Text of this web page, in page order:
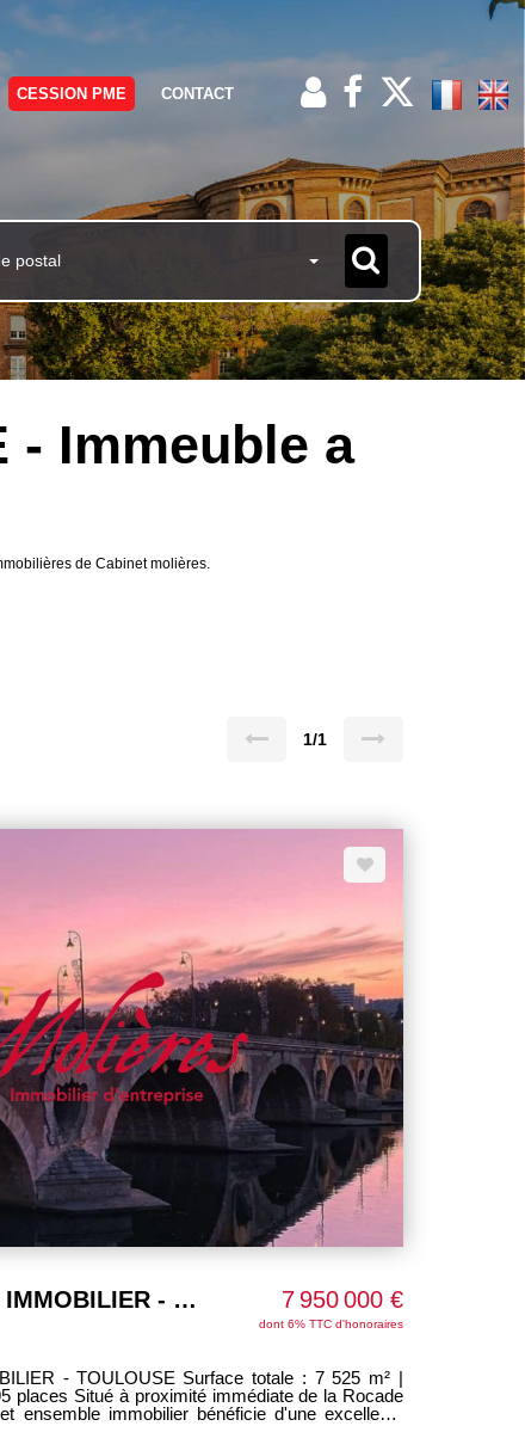
CESSION PME CONTACT
postal
- Immeuble a
de Cabinet molières.
1/1
À VENDRE ENSEMBLE IMMOBILIER - TOULOUSE 7 950 000 €
dont 6% TTC d'honoraires
de la Rocade
ensemble immobilier bénéficie d'une excellente